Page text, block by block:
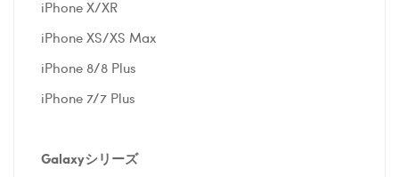
iPhone X/XR
iPhone XS/XS Max
iPhone 8/8 Plus
iPhone 7/7 Plus
Galaxyシリーズ